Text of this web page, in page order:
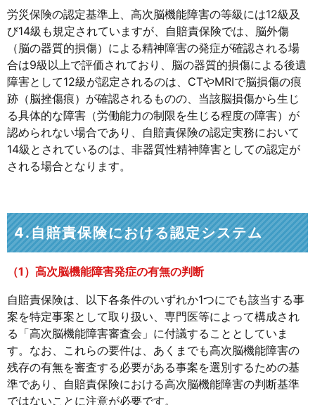
労災保険の認定基準上、高次脳機能障害の等級には12級及
び14級も規定されていますが、自賠責保険では、脳外傷
（脳の器質的損傷）による精神障害の発症が確認される場
合は9級以上で評価されており、脳の器質的損傷による後遺
障害として12級が認定されるのは、CTやMRIで脳損傷の痕
跡（脳挫傷痕）が確認されるものの、当該脳損傷から生じ
る具体的な障害（労働能力の制限を生じる程度の障害）が
認められない場合であり、自賠責保険の認定実務において
14級とされているのは、非器質性精神障害としての認定が
される場合となります。
4.自賠責保険における認定システム
（1）高次脳機能障害発症の有無の判断
自賠責保険は、以下各条件のいずれか1つにでも該当する事
案を特定事案として取り扱い、専門医等によって構成され
る「高次脳機能障害審査会」に付議することとしていま
す。なお、これらの要件は、あくまでも高次脳機能障害の
残存の有無を審査する必要がある事案を選別するための基
準であり、自賠責保険における高次脳機能障害の判断基準
ではないことに注意が必要です。